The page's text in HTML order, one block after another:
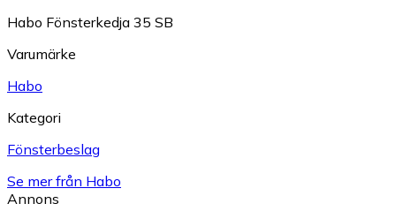
Habo Fönsterkedja 35 SB
Varumärke
Habo
Kategori
Fönsterbeslag
Se mer från Habo
Annons